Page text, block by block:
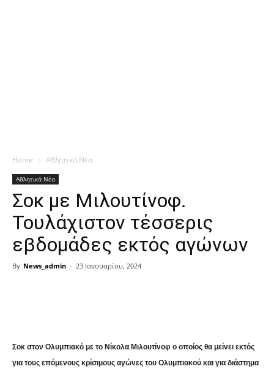
Home Αθλητικά Νέα
Αθλητικά Νέα
Σοκ με Μιλουτίνοφ.
Τουλάχιστον τέσσερις
εβδομάδες εκτός αγώνων
By News_admin - 23 Ιανουαρίου, 2024
Σοκ στον Ολυμπιακό με το Νίκολα Μιλουτίνοφ ο οποίος θα μείνει εκτός
για τους επόμενους κρίσιμους αγώνες του Ολυμπιακού και για διάστημα